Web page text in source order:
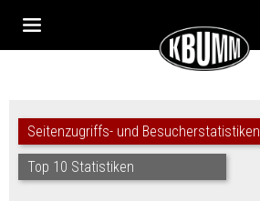
Seitenzugriffs- und Besucherstatistiken
Top 10 Statistiken